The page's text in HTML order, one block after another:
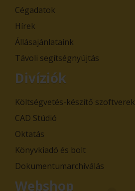
Cégadatok
Hírek
Állásajánlataink
Távoli segítségnyújtás
Divíziók
Költségvetés-készítő szoftverek
CAD Stúdió
Oktatás
Könyvkiadó és bolt
Dokumentumarchiválás
Webshop